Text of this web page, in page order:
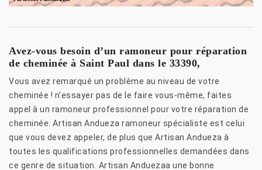
Avez-vous besoin d’un ramoneur pour réparation
de cheminée à Saint Paul dans le 33390,
Vous avez remarqué un problème au niveau de votre
cheminée ! n’essayer pas de le faire vous-même, faites
appel à un ramoneur professionnel pour votre réparation de
cheminée. Artisan Andueza ramoneur spécialiste est celui
que vous devez appeler, de plus que Artisan Andueza à
toutes les qualifications professionnelles demandées dans
ce genre de situation. Artisan Anduezaa une bonne